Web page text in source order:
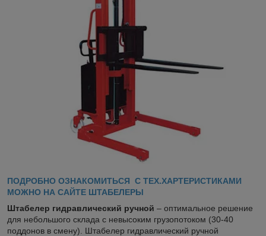
ПОДРОБНО ОЗНАКОМИТЬСЯ С ТЕХ.ХАРТЕРИСТИКАМИ
МОЖНО НА САЙТЕ ШТАБЕЛЕРЫ
Штабелер гидравлический ручной – оптимальное решение
для небольшого склада с невысоким грузопотоком (30-40
поддонов в смену). Штабелер гидравлический ручной